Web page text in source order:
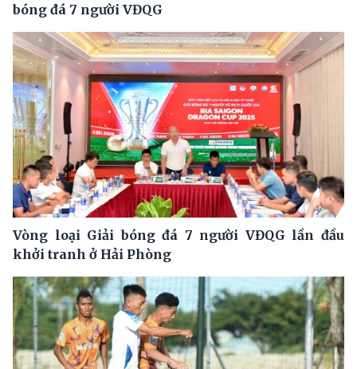
bóng đá 7 người VĐQG
Vòng loại Giải bóng đá 7 người VĐQG lần đầu
khởi tranh ở Hải Phòng